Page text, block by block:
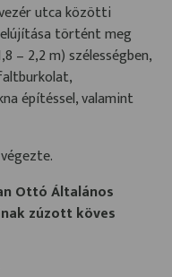
utca közötti
történt meg
– 2,2 m) szélességben,
építéssel, valamint
Ottó Általános
zúzott köves